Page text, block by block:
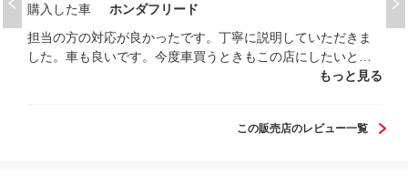
購入した車
ホンダフリード
担当の方の対応が良かったです。丁寧に説明していただきま
した。車も良いです。今度車買うときもこの店にしたいと思
もっと見る
この販売店のレビュー一覧